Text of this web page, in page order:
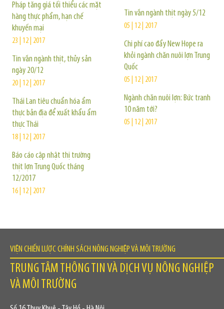
Pháp tăng giá tối thiểu các mặt
hàng thực phẩm, hạn chế
khuyến mại
23 | 12 | 2017
Tin vắn ngành thịt, thủy sản
ngày 20/12
20 | 12 | 2017
Thái Lan tiêu chuẩn hóa ẩm
thực bản địa để xuất khẩu ẩm
thực Thái
18 | 12 | 2017
Báo cáo cập nhật thị trường
thịt lợn Trung Quốc tháng
12/2017
16 | 12 | 2017
Tin vắn ngành thịt ngày 5/12
05 | 12 | 2017
Chi phí cao đẩy New Hope ra
khỏi ngành chăn nuôi lợn Trung
Quốc
05 | 12 | 2017
Ngành chăn nuôi lợn: Bức tranh
10 năm tới?
05 | 12 | 2017
VIỆN CHIẾN LƯỢC CHÍNH SÁCH NÔNG NGHIỆP VÀ MÔI TRƯỜNG
TRUNG TÂM THÔNG TIN VÀ DỊCH VỤ NÔNG NGHIỆP
VÀ MÔI TRƯỜNG